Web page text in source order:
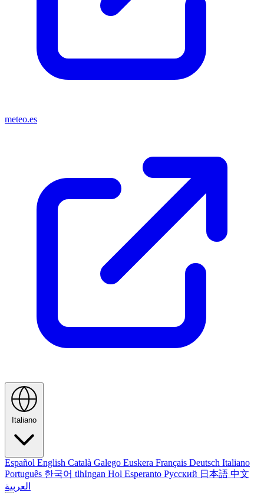
meteo.es
Italiano
Español English Català Galego Euskera Français Deutsch Italiano
Português 한국어 tlhIngan Hol Esperanto Русский 日本語 中文
العربية